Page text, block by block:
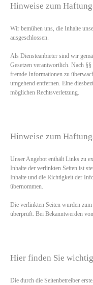
Hinweise zum
Wir bemühen uns, die Inhalte
ausgeschlossen.
Als Diensteanbieter sind wir
Gesetzen verantwortlich. Nach
fremde Informationen zu
umgehend entfernen. Eine
möglichen Rechtsverletzung.
Hinweise zum
Unser Angebot enthält Links zu
Inhalte der verlinkten Seiten ist
Inhalte und die Richtigkeit der
übernommen.
Die verlinkten Seiten wurden
überprüft. Bei Bekanntwerden
Hier finden Sie
Die durch die Seitenbetreiber